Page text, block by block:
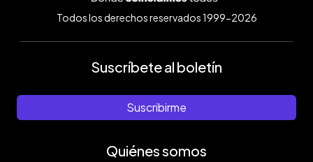
Todos los derechos reservados 1999-2026
Suscríbete al boletín
Suscribirme
Quiénes somos